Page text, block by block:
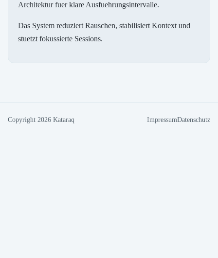
Architektur fuer klare Ausfuehrungsintervalle.
Das System reduziert Rauschen, stabilisiert Kontext und
stuetzt fokussierte Sessions.
Copyright 2026 Kataraq ImpressumDatenschutz